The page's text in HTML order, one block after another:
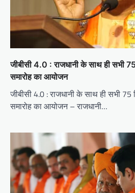
जीबीसी 4.0 : राजधानी के साथ ही सभी
समारोह का आयोजन
जीबीसी 4.0 : राजधानी के साथ ही सभी 75
समारोह का आयोजन – राजधानी…